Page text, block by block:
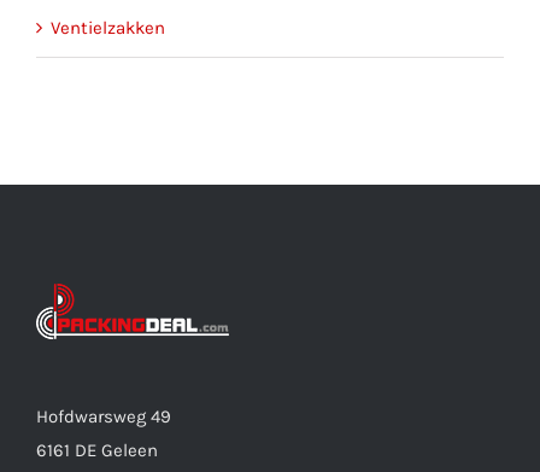
Ventielzakken
Hofdwarsweg 49
6161 DE Geleen